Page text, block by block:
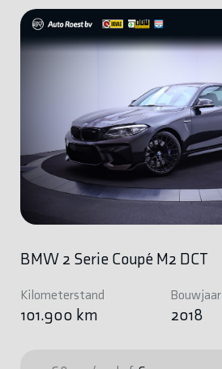
BMW 2 Serie Coupé M2 DCT
Kilometerstand
101.900 km
Bouwjaar
2018